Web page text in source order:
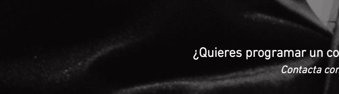
¿Quieres programar un
Contacta